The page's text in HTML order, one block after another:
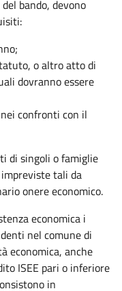
bando, devono
o altro atto di
dovranno essere
confronti con il
di singoli o famiglie
tali da
onere economico.
economica i
nel comune di
economica, anche
ISEE pari o inferiore
in